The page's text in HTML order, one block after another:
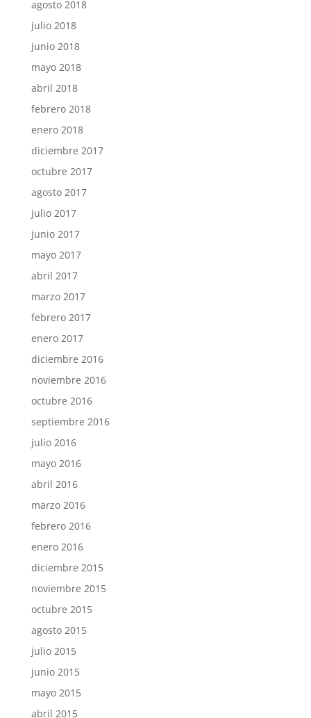
agosto 2018
julio 2018
junio 2018
mayo 2018
abril 2018
febrero 2018
enero 2018
diciembre 2017
octubre 2017
agosto 2017
julio 2017
junio 2017
mayo 2017
abril 2017
marzo 2017
febrero 2017
enero 2017
diciembre 2016
noviembre 2016
octubre 2016
septiembre 2016
julio 2016
mayo 2016
abril 2016
marzo 2016
febrero 2016
enero 2016
diciembre 2015
noviembre 2015
octubre 2015
agosto 2015
julio 2015
junio 2015
mayo 2015
abril 2015